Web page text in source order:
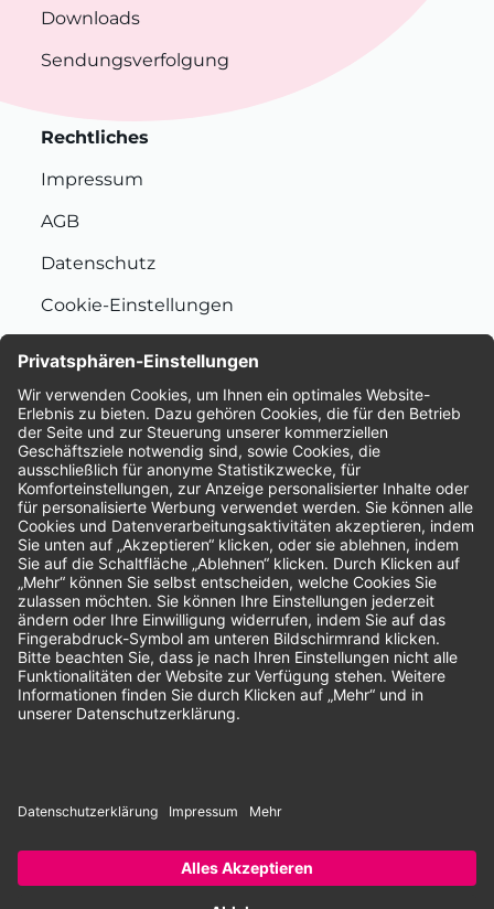
Downloads
Sendungsverfolgung
Rechtliches
Impressum
AGB
Datenschutz
Cookie-Einstellungen
Bewertungen
Unsere Zahlungsarten:
Rechnung SEPA-Lastschrift Vorkasse